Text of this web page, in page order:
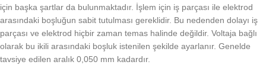
için başka şartlar da bulunmaktadır. İşlem için iş parçası ile elektrod
arasındaki boşluğun sabit tutulması gereklidir. Bu nedenden dolayı iş
parçası ve elektrod hiçbir zaman temas halinde değildir. Voltaja bağlı
olarak bu ikili arasındaki boşluk istenilen şekilde ayarlanır. Genelde
tavsiye edilen aralık 0,050 mm kadardır.